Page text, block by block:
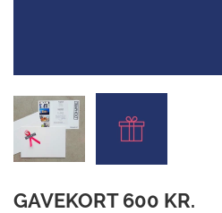
GAVEKORT 600 KR.